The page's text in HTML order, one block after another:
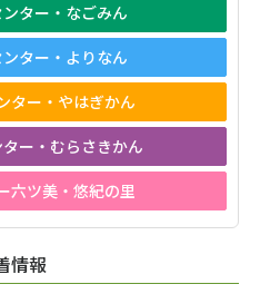
ター・なごみん
ター・よりなん
ター・やはぎかん
ー・むらさきかん
六ツ美・悠紀の里
情報